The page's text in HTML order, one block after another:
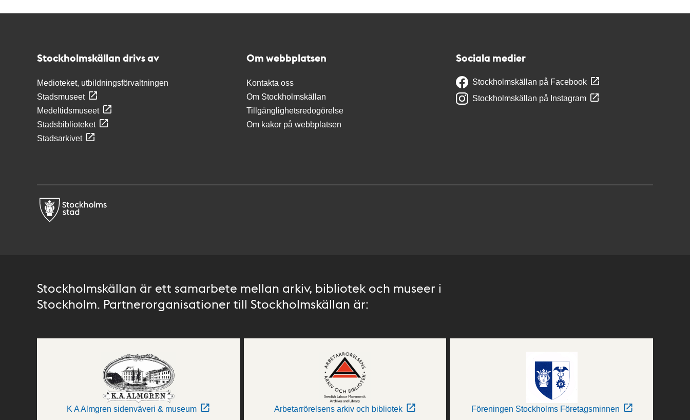
Stockholmskällan drivs av
Medioteket, utbildningsförvaltningen
Stadsmuseet
Medeltidsmuseet
Stadsbiblioteket
Stadsarkivet
Om webbplatsen
Kontakta oss
Om Stockholmskällan
Tillgänglighetsredogörelse
Om kakor på webbplatsen
Sociala medier
Stockholmskällan på Facebook
Stockholmskällan på Instagram
Stockholmskällan är ett samarbete mellan arkiv, bibliotek och museer i
Stockholm. Partnerorganisationer till Stockholmskällan är:
K A Almgren sidenväveri & museum Arbetarrörelsens arkiv och bibliotek Föreningen Stockholms Företagsminnen